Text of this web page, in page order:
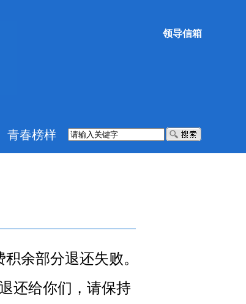
领导信箱
青春榜样
余部分退还失败。
还给你们，请保持